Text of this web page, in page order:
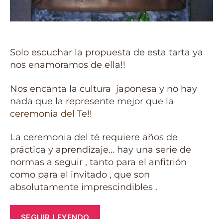
Solo escuchar la propuesta de esta tarta ya
nos enamoramos de ella!!
Nos encanta la cultura japonesa y no hay
nada que la represente mejor que la
ceremonia del Te!!
La ceremonia del té requiere años de
práctica y aprendizaje… hay una serie de
normas a seguir , tanto para el anfitrión
como para el invitado , que son
absolutamente imprescindibles .